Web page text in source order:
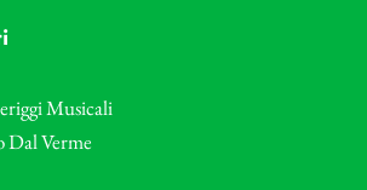
Musicali
Dal Verme